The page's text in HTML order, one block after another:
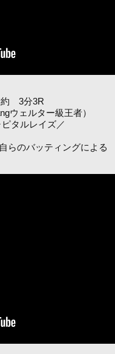
約 3分3R
ウェルター級王者）
タルレイズ／
らのバッティングによる